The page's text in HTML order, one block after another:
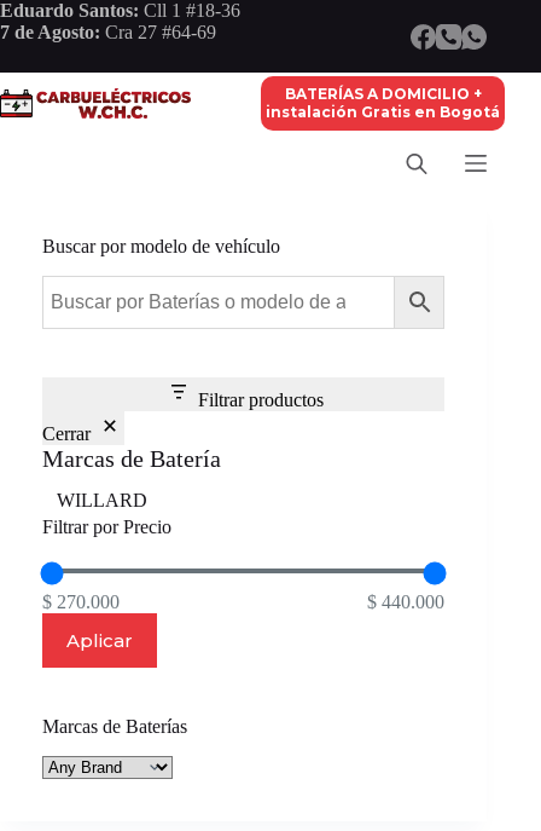
Saltar
al
Eduardo Santos: Cll 1 #18-36
7 de Agosto: Cra 27 #64-69
BATERÍAS A DOMICILIO +
instalación Gratis en Bogotá
Buscar por modelo de vehículo
Filtrar productos
Cerrar
Marcas de Batería
Marca
WILLARD
Filtrar por Precio
$ 270.000 $ 440.000
Aplicar
Marcas de Baterías